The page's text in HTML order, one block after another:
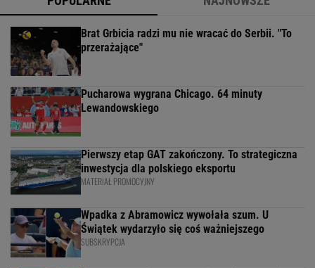
Brat Grbicia radzi mu nie wracać do Serbii. "To
przerażające"
Pucharowa wygrana Chicago. 64 minuty
Lewandowskiego
Pierwszy etap GAT zakończony. To strategiczna
inwestycja dla polskiego eksportu
MATERIAŁ PROMOCYJNY
Wpadka z Abramowicz wywołała szum. U
Świątek wydarzyło się coś ważniejszego
SUBSKRYPCJA